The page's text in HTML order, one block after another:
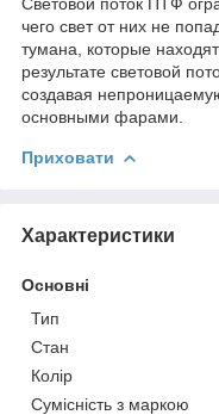
чего свет от них не
тумана, которые
результате световой
создавая
основными фарами.
Приховати
Характеристики
Основні
Тип
Стан
Колір
Сумісність з маркою